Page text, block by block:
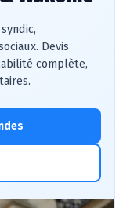
Devis
complète,